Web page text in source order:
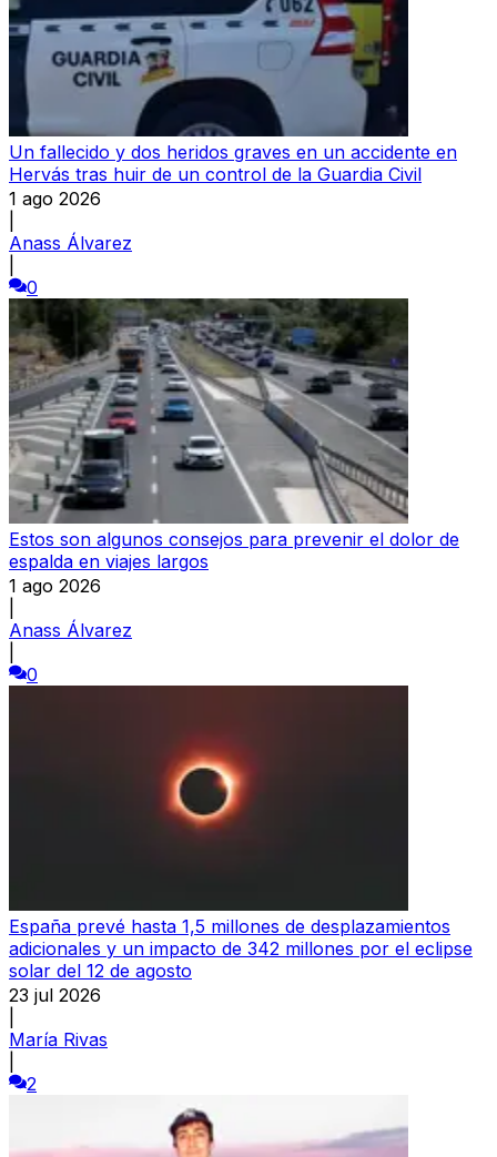
Un fallecido y dos heridos graves en un accidente en
Hervás tras huir de un control de la Guardia Civil
1 ago 2026
Anass Álvarez
0
Estos son algunos consejos para prevenir el dolor de
espalda en viajes largos
1 ago 2026
Anass Álvarez
0
España prevé hasta 1,5 millones de desplazamientos
adicionales y un impacto de 342 millones por el eclipse
solar del 12 de agosto
23 jul 2026
María Rivas
2